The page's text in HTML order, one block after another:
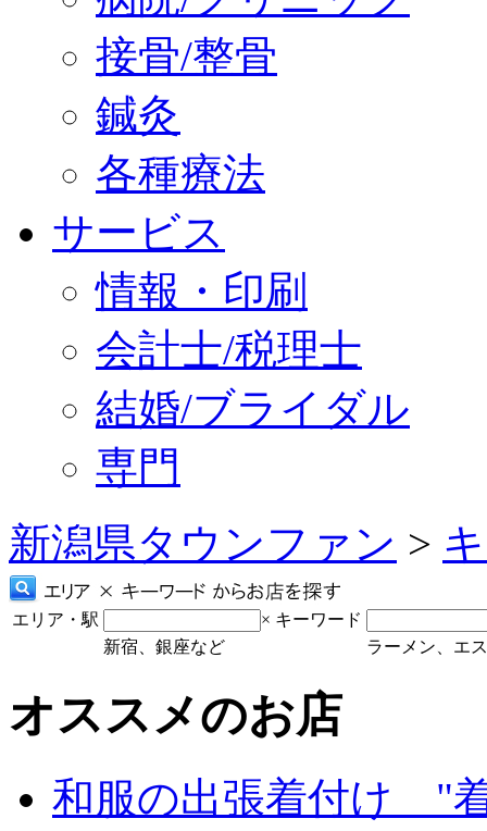
接骨/整骨
鍼灸
各種療法
サービス
情報・印刷
会計士/税理士
結婚/ブライダル
専門
新潟県タウンファン >
エリア・駅 × キーワード
新宿、銀座など
ラーメン、エ
オススメのお店
和服の出張着付け "